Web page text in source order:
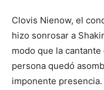
Clovis Nienow, el
hizo sonrosar a
modo que la
persona quedó
imponente presencia.